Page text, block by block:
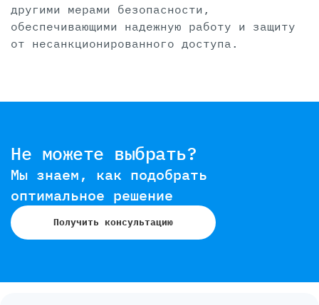
другими мерами безопасности,
обеспечивающими надежную работу и защиту
от несанкционированного доступа.
Не можете выбрать?
Мы знаем, как подобрать
оптимальное решение
Получить консультацию